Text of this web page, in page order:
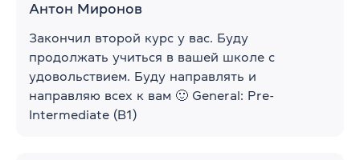
Антон Миронов
Закончил второй курс у вас. Буду
продолжать учиться в вашей школе с
удовольствием. Буду направлять и
направляю всех к вам 🙂 General: Pre-
Intermediate (B1)